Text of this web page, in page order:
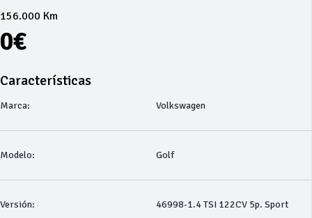
156.000 Km
0€
Características
Marca: Volkswagen
Modelo: Golf
Versión:
46998-1.4 TSI 122CV 5p. Sport